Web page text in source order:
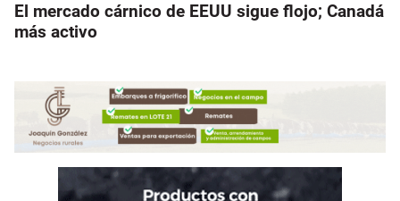
El mercado cárnico de EEUU sigue flojo; Canadá
más activo